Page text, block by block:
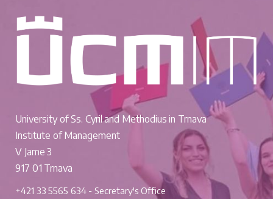
University of Ss. Cyril and Methodius in Trnava
Institute of Management
V Jame 3
917 01 Trnava
+421 33 5565 634 - Secretary's Office